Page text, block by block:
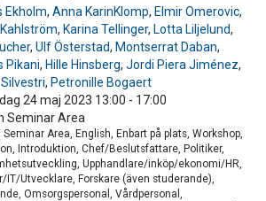
Ekholm, Anna KarinKlomp, Elmir Omerovic,
, Karina Tellinger, Lotta Liljelund,
, Ulf Österstad, Montserrat Daban,
Pikani, Hille Hinsberg, Jordi Piera Jiménez,
, Petronille Bogaert
24 maj 2023 13:00 - 17:00
Seminar Area
Seminar Area, English, Enbart på plats, Workshop,
Introduktion, Chef/Beslutsfattare, Politiker,
Upphandlare/inköp/ekonomi/HR,
IT/Utvecklare, Forskare (även studerande),
Omsorgspersonal, Vårdpersonal,